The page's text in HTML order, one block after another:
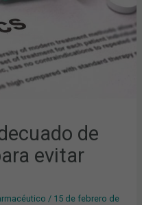
de
evitar
/ 15 de febrero de